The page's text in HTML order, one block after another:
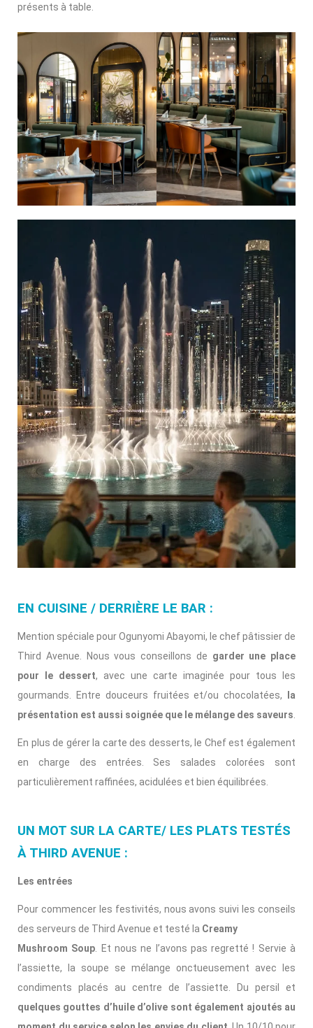
présents à table.
EN CUISINE / DERRIÈRE LE BAR :
Mention spéciale pour Ogunyomi Abayomi, le chef pâtissier de
Third Avenue. Nous vous conseillons de garder une place
pour le dessert, avec une carte imaginée pour tous les
gourmands. Entre douceurs fruitées et/ou chocolatées,
la
présentation est aussi soignée que le mélange des saveurs
En plus de gérer la carte des desserts, le Chef est également
en charge des entrées. Ses salades colorées sont
particulièrement raffinées, acidulées et bien équilibrées.
UN MOT SUR LA CARTE/ LES PLATS TESTÉS
À THIRD AVENUE :
Les entrées
Pour commencer les festivités, nous avons suivi les conseils
des serveurs de Third Avenue et testé la Creamy
Mushroom Soup . Et nous ne l’avons pas regretté ! Servie à
l’assiette, la soupe se mélange onctueusement avec les
condiments placés au centre de l’assiette. Du persil et
quelques gouttes d’huile d’olive sont également ajoutés au